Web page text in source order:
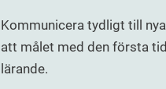
Kommunicera tydligt till
att målet med den första
lärande.